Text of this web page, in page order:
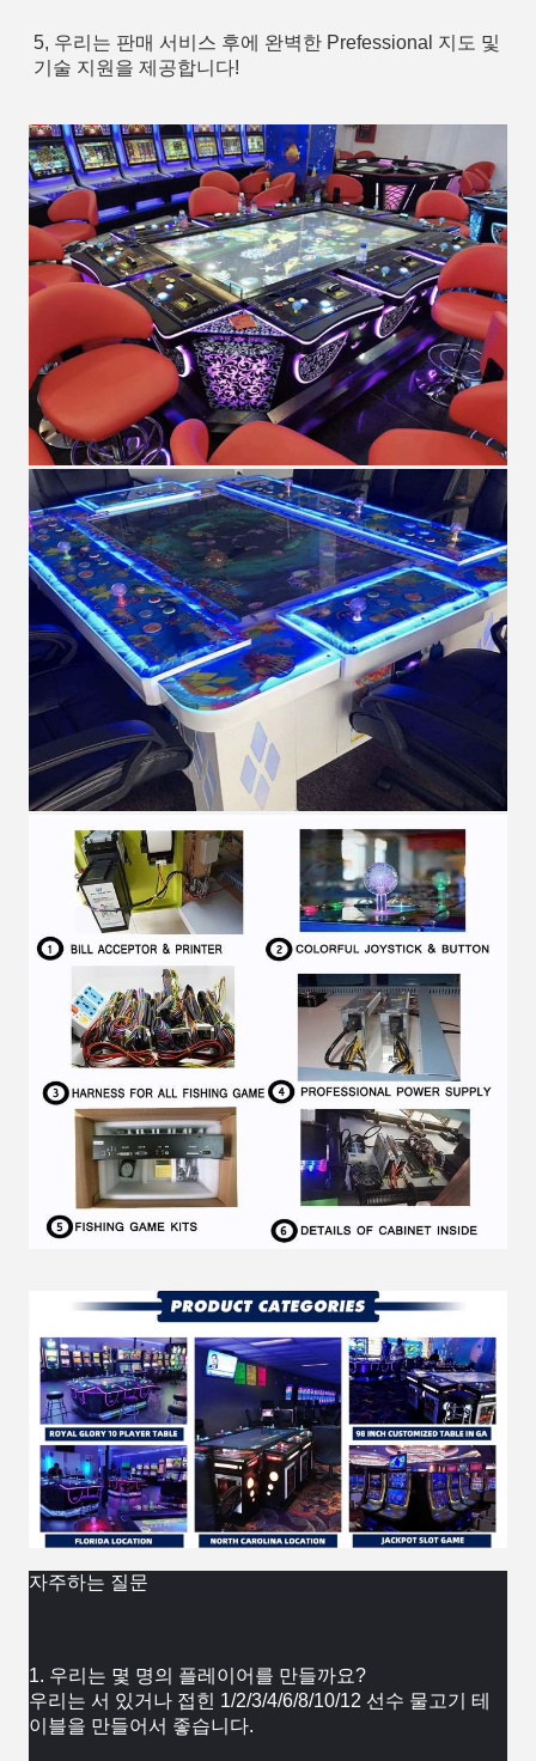
5, 우리는 판매 서비스 후에 완벽한 Prefessional 지도 및
기술 지원을 제공합니다!
자주하는 질문
1. 우리는 몇 명의 플레이어를 만들까요?
우리는 서 있거나 접힌 1/2/3/4/6/8/10/12 선수 물고기 테
이블을 만들어서 좋습니다.